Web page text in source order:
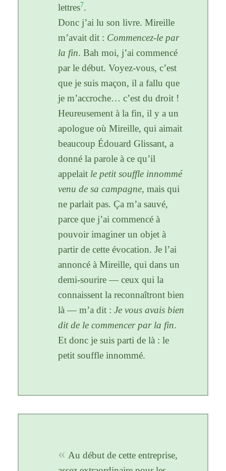
lettres7.
Donc j’ai lu son livre. Mireille
m’avait dit : Commencez-le par
la fin. Bah moi, j’ai commencé
par le début. Voyez-vous, c’est
que je suis maçon, il a fallu que
je m’accroche… c’est du droit !
Heureusement à la fin, il y a un
apologue où Mireille, qui aimait
beaucoup Édouard Glissant, a
donné la parole à ce qu’il
appelait le petit souffle innommé
venu de sa campagne, mais qui
ne parlait pas. Ça m’a sauvé,
parce que j’ai commencé à
pouvoir imaginer un objet à
partir de cette évocation. Je l’ai
annoncé à Mireille, qui dans un
demi-sourire — ceux qui la
connaissent la reconnaîtront bien
là — m’a dit : Je vous avais bien
dit de le commencer par la fin.
Et donc je suis parti de là : le
petit souffle innommé.
Au début de cette entreprise,